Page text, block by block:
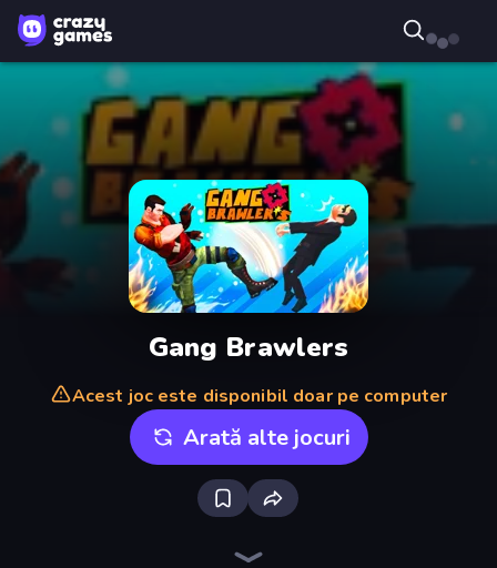
Gang Brawlers
Acest joc este disponibil doar pe computer
Arată alte jocuri